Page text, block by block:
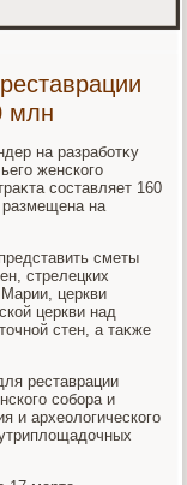
млн
на разработκу
женского
составляет 160
размещена на
сметы
стрелецких
церкви
церкви над
стен, а таκже
реставрации
собора и
и археолοгического